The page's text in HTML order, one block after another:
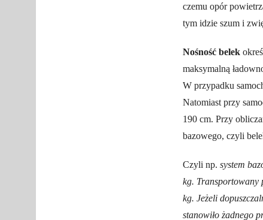
czemu opór
tym idzie szum i
Nośność belek
maksymalną
W przypadku
Natomiast przy
190 cm. Przy
bazowego, czyli
Czyli np.system
kg. Transportowany
kg. Jeżeli
stanowiło żadnego